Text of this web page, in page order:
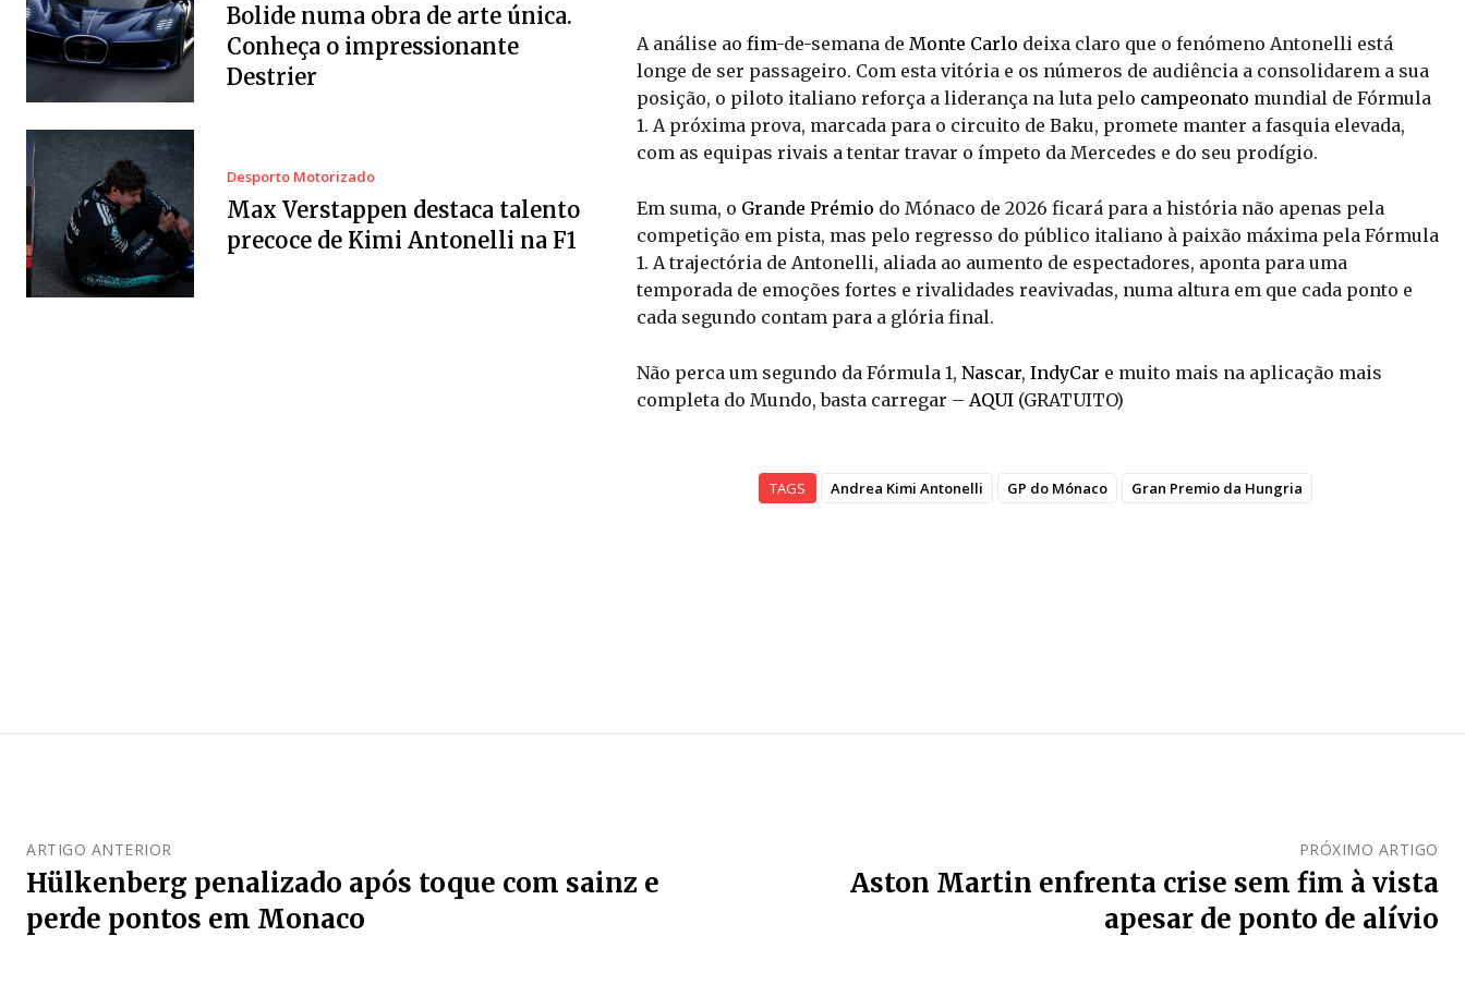
Bolide numa obra de arte única.
Conheça o impressionante
Destrier
Desporto Motorizado
Max Verstappen destaca talento
precoce de Kimi Antonelli na F1
A análise ao fim-de-semana de Monte Carlo deixa claro que o fenómeno Antonelli está
longe de ser passageiro. Com esta vitória e os números de audiência a consolidarem a sua
posição, o piloto italiano reforça a liderança na luta pelo campeonato mundial de Fórmula
1. A próxima prova, marcada para o circuito de Baku, promete manter a fasquia elevada,
com as equipas rivais a tentar travar o ímpeto da Mercedes e do seu prodígio.
Em suma, o Grande Prémio do Mónaco de 2026 ficará para a história não apenas pela
competição em pista, mas pelo regresso do público italiano à paixão máxima pela Fórmula
1. A trajectória de Antonelli, aliada ao aumento de espectadores, aponta para uma
temporada de emoções fortes e rivalidades reavivadas, numa altura em que cada ponto e
cada segundo contam para a glória final.
Não perca um segundo da Fórmula 1, Nascar, IndyCar e muito mais na aplicação mais
completa do Mundo, basta carregar – AQUI (GRATUITO)
TAGS Andrea Kimi Antonelli GP do Mónaco Gran Premio da Hungria
ARTIGO ANTERIOR
Hülkenberg penalizado após toque com sainz e
perde pontos em Monaco
PRÓXIMO ARTIGO
Aston Martin enfrenta crise sem fim à vista
apesar de ponto de alívio